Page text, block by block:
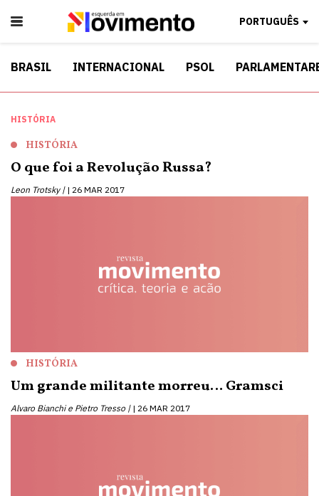
PORTUGUÊS
BRASIL INTERNACIONAL PSOL
HISTÓRIA
HISTÓRIA
O que foi a Revolução Russa?
Leon Trotsky | 26 MAR 2017
HISTÓRIA
Um grande militante morreu… Gramsci
Alvaro Bianchi e Pietro Tresso | 26 MAR 2017